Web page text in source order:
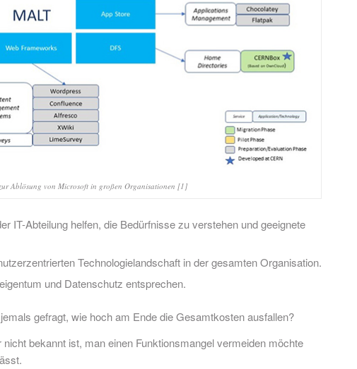
Ablösung von Microsoft in großen Organisationen [1]
IT-Abteilung helfen, die Bedürfnisse zu verstehen und geeignete
Technologielandschaft in der gesamten Organisation.
und Datenschutz entsprechen.
gefragt, wie hoch am Ende die Gesamtkosten ausfallen?
bekannt ist, man einen Funktionsmangel vermeiden möchte